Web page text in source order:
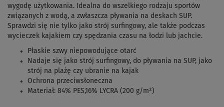
wygodę użytkowania. Idealna do wszelkiego rodzaju sportów
związanych z wodą, a zwłaszcza pływania na deskach SUP.
Sprawdzi się nie tylko jako strój surfingowy, ale także podczas
wycieczek kajakiem czy spędzania czasu na łodzi lub jachcie.
Płaskie szwy niepowodujące otarć
Nadaje się jako strój surfingowy, do pływania na SUP, jako
strój na plażę czy ubranie na kajak
Ochrona przeciwsłoneczna
Materiał: 84% PES,16% LYCRA (200 g/m²)